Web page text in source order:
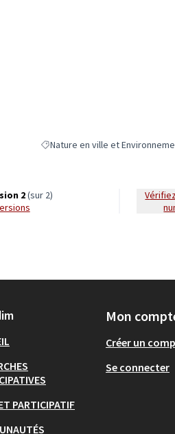
Filtrer les résultats de la
Nature en ville et
2(sur 2)
Vérifiez l'empreinte
PARTICIPATIF
Mon
Créer un
Se connecter